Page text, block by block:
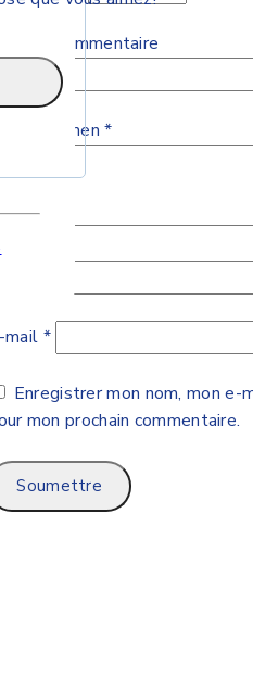
Titre du commentaire
Votre Examen*
mail *
Enregistrer mon nom, mon
mon prochain commentaire.